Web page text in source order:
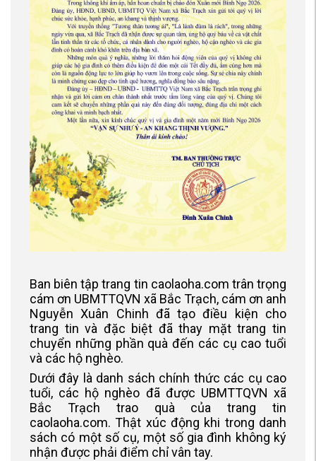
Ban biên tập trang tin caolaoha.com trân trọng
cám ơn UBMTTQVN xã Bắc Trạch, cám ơn anh
Nguyễn Xuân Chinh đã tạo điều kiện cho
trang tin và đặc biệt đã thay mặt trang tin
chuyển những phần quà đến các cụ cao tuổi
và các hộ nghèo.
Dưới đây là danh sách chính thức các cụ cao
tuổi, các hộ nghèo đã được UBMTTQVN xã
Bắc Trạch trao quà của trang tin
caolaoha.com. Thật xúc động khi trong danh
sách có một số cụ, một số gia đình không ký
nhận được phải điểm chỉ vân tay.